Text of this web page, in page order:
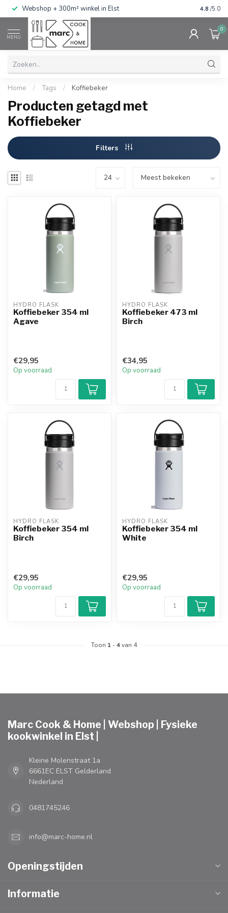
Webshop + 300m² winkel in Elst Gratis
4.8 /5.0
MENU
0
Home / Tags / Koffiebeker
Producten getagd met
Koffiebeker
Filters
HYDRO FLASK
Koffiebeker 354 ml
Agave
€29,95
Op voorraad
HYDRO FLASK
Koffiebeker 473 ml
Birch
€34,95
Op voorraad
HYDRO FLASK
Koffiebeker 354 ml
Birch
€29,95
Op voorraad
HYDRO FLASK
Koffiebeker 354 ml
White
€29,95
Op voorraad
Toon 1 -4van 4
Marc Cook & Home | Webshop | Fysieke
kookwinkel in Elst |
Kleine Molenstraat 1a
6661EC ELST Gelderland
Nederland
0481745246
info@marc-home.nl
Openingstijden
Informatie